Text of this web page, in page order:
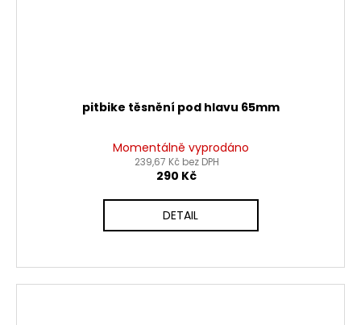
pitbike těsnění pod hlavu 65mm
Momentálně vyprodáno
239,67 Kč bez DPH
290 Kč
DETAIL